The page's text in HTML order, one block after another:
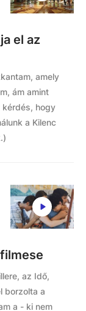
el az
amely
ám amint
kérdés, hogy
a Kilenc
az Idő,
borzolta a
a - ki nem